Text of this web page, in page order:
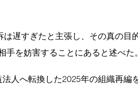
遅すぎたと主張し、その真の目的
手を妨害することにあると述べた。
人へ転換した2025年の組織再編